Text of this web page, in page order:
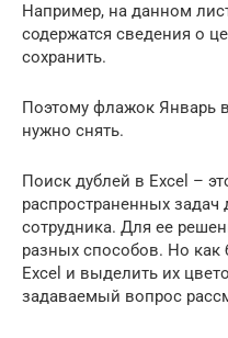
Например, на данном
содержатся сведения о
сохранить.
Поэтому флажок Январь
нужно снять.
Поиск дублей в Excel –
распространенных
сотрудника. Для ее
разных способов. Но как
Excel и выделить их
задаваемый вопрос